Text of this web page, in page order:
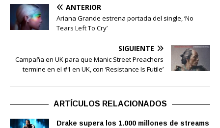
ANTERIOR
Ariana Grande estrena portada del single, ‘No
Tears Left To Cry’
SIGUIENTE
Campaña en UK para que Manic Street Preachers
termine en el #1 en UK, con ‘Resistance Is Futile’
ARTÍCULOS RELACIONADOS
Drake supera los 1.000 millones de streams